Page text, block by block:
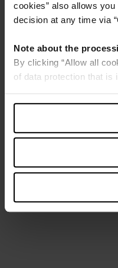
cookies” also allows
decision at any time via
Note about the
By clicking “Allow all
of data protection that is